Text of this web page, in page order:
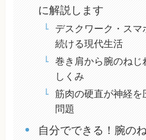
に解説します
デスクワーク・スマ
続ける現代生活
巻き肩から腕のね
しくみ
筋肉の硬直が神経を
問題
自分でできる！腕の